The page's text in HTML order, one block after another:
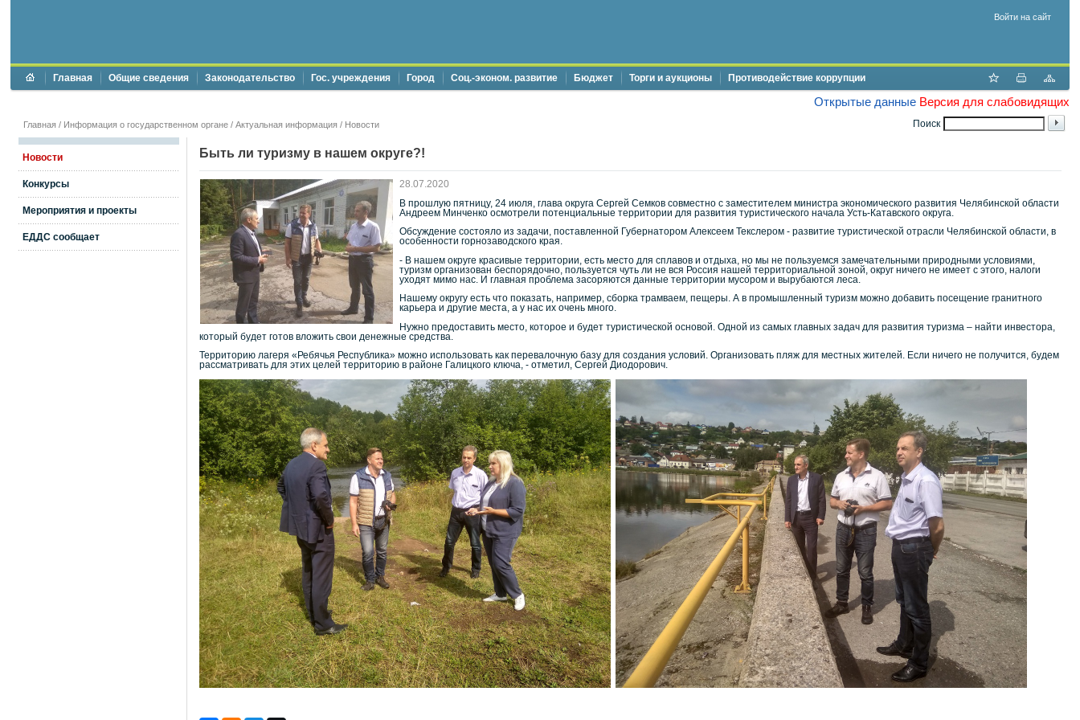
Войти на сайт
Главная Общие сведения Законодательство Гос. учреждения Город Соц.-эконом. развитие Бюджет Торги и аукционы Противодействие коррупции
Открытые данные Версия для слабовидящих
Поиск
Главная / Информация о государственном органе / Актуальная информация / Новости
Новости
Конкурсы
Мероприятия и проекты
ЕДДС сообщает
Быть ли туризму в нашем округе?!
28.07.2020
В прошлую пятницу, 24 июля, глава округа Сергей Семков совместно с заместителем министра экономического развития Челябинской области
Андреем Минченко осмотрели потенциальные территории для развития туристического начала Усть-Катавского округа.
Обсуждение состояло из задачи, поставленной Губернатором Алексеем Текслером - развитие туристической отрасли Челябинской области, в
особенности горнозаводского края.
- В нашем округе красивые территории, есть место для сплавов и отдыха, но мы не пользуемся замечательными природными условиями,
туризм организован беспорядочно, пользуется чуть ли не вся Россия нашей территориальной зоной, округ ничего не имеет с этого, налоги
уходят мимо нас. И главная проблема засоряются данные территории мусором и вырубаются леса.
Нашему округу есть что показать, например, сборка трамваем, пещеры. А в промышленный туризм можно добавить посещение гранитного
карьера и другие места, а у нас их очень много.
Нужно предоставить место, которое и будет туристической основой. Одной из самых главных задач для развития туризма – найти инвестора,
который будет готов вложить свои денежные средства.
Территорию лагеря «Ребячья Республика» можно использовать как перевалочную базу для создания условий. Организовать пляж для местных жителей. Если ничего не получится, будем
рассматривать для этих целей территорию в районе Галицкого ключа, - отметил, Сергей Диодорович.